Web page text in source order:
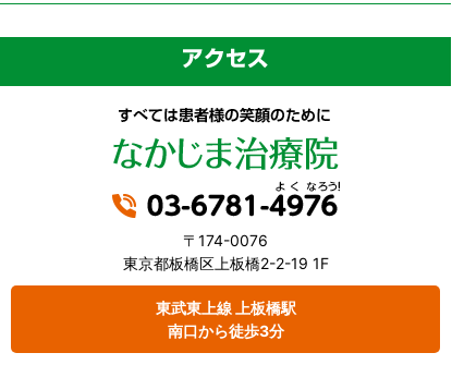
〒174-0076
東京都板橋区上板橋2-2-19 1F
東武東上線 上板橋駅
南口から徒歩3分